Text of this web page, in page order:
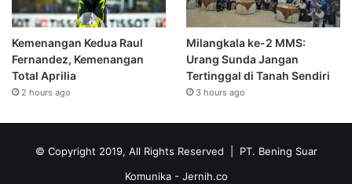
Kemenangan Kedua Raul
Fernandez, Kemenangan
Total Aprilia
2 hours ago
Milangkala ke-2 MMS:
Urang Sunda Jangan
Tertinggal di Tanah Sendiri
3 hours ago
© Copyright 2019, All Rights Reserved | PT. Bening Suar
Komunika - Jernih.co